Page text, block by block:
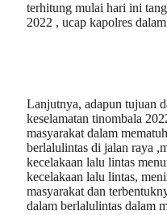
terhitung mulai hari ini
2022 , ucap kapolres
Lanjutnya, adapun tujuan
keselamatan tinombala
masyarakat dalam
berlalulintas di jalan raya
kecelakaan lalu lintas
kecelakaan lalu lintas,
masyarakat dan
dalam berlalulintas dalam